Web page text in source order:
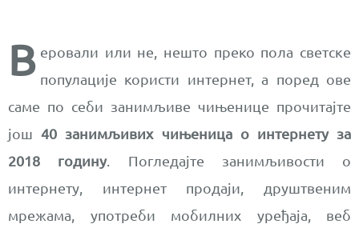
В еровали или не, нешто преко пола светске
популације користи интернет, а поред ове
саме по себи занимљиве чињенице прочитајте
још40 занимљивих чињеница о интернету за
2018 годину. Погледајте занимљивости о
интернету, интернет продаји, друштвеним
мрежама, употреби мобилних уређаја, веб